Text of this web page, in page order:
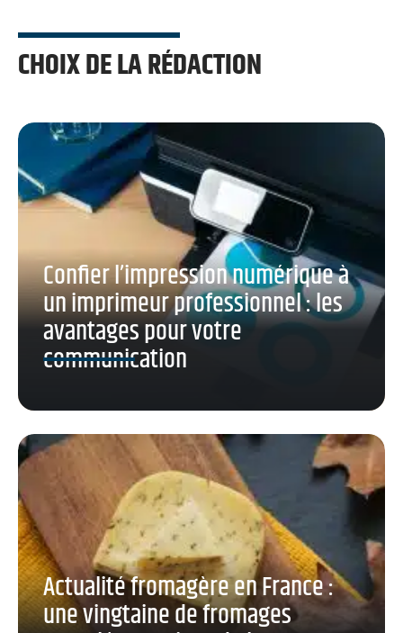
CHOIX DE LA RÉDACTION
Confier l’impression numérique à
un imprimeur professionnel : les
avantages pour votre
communication
Actualité fromagère en France :
une vingtaine de fromages